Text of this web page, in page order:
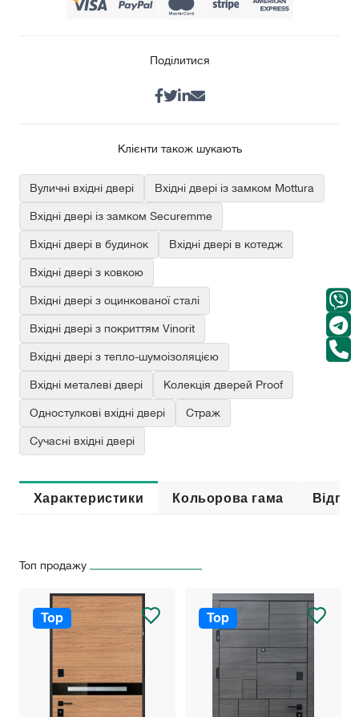
Поділитися
Клієнти також шукають
Вуличні вхідні двері Вхідні двері із замком Mottura
Вхідні двері із замком Securemme
Вхідні двері в будинок Вхідні двері в котедж
Вхідні двері з ковкою
Вхідні двері з оцинкованої сталі
Вхідні двері з покриттям Vinorit
Вхідні двері з тепло-шумоізоляцією
Вхідні металеві двері Колекція дверей Proof
Одностулкові вхідні двері Страж
Сучасні вхідні двері
Характеристики Кольорова гама
Топ продажу
Top Top